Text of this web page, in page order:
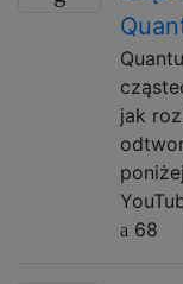
jak
68